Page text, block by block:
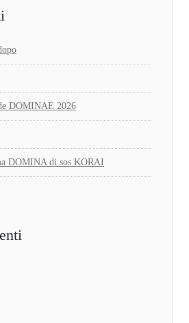
DOMINAE 2026
DOMINA di sos KORAI